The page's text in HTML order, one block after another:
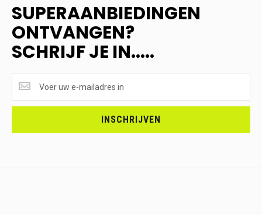
SUPERAANBIEDINGEN
ONTVANGEN?
SCHRIJF JE IN.....
ONTVANGEN?
<br>SCHRIJF
INSCHRIJVEN